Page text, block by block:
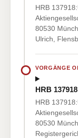
HRB
80530
Ulrich,
VORGÄNGE
HRB 137918
HRB
80530